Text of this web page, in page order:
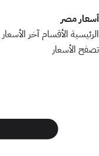
أسعار مصر
الرئيسية الأقسام آخر الأسعار
تصفح الأسعار